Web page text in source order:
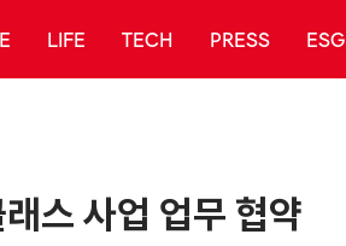
LIFE TECH PRESS ESG
스 사업 업무 협약